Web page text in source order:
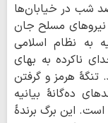
شب در خیابان‌ها
نیروهای مسلح جان
به نظام اسلامی
ناکرده به بهای
هرمز و گرفتن
ده‌گانۀ بیانیه
این برگ برندۀ